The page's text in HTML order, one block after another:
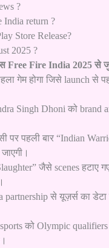
?
India return ?
Store Release?
2025 ?
Free Fire India 2025 से
गेम होगा जिसे launch से
Singh Dhoni को brand
पर पहली बार “Indian
जैसे scenes हटाए
से यूज़र्स का डेटा
को Olympic qualifiers